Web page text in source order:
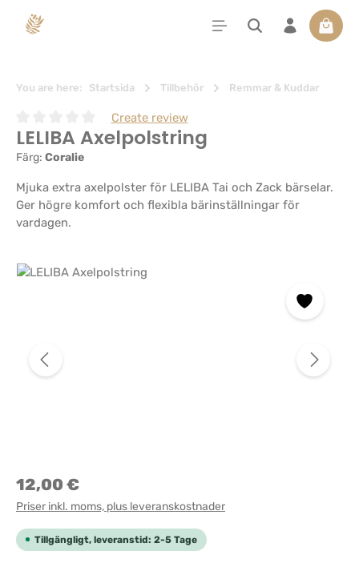
You are here: Startsida Tillbehör Remmar & Kuddar
Genomsnittligt betyg på 0 av 5 stjärnor
Create review
LELIBA Axelpolstring
Färg: Coralie
Mjuka extra axelpolster för LELIBA Tai och Zack bärselar.
Ger högre komfort och flexibla bärinställningar för
vardagen.
Hoppa över bildgalleri
12,00 €
Priser inkl. moms, plus leveranskostnader
Tillgängligt, leveranstid: 2-5 Tage